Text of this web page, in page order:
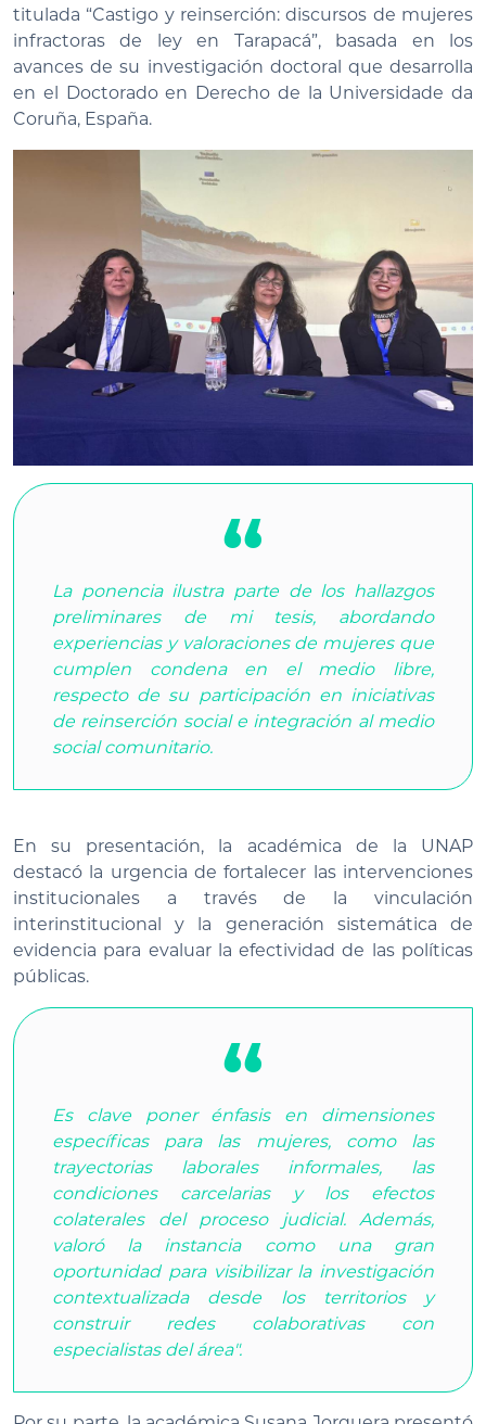
titulada “Castigo y reinserción: discursos de mujeres
infractoras de ley en Tarapacá”, basada en los
avances de su investigación doctoral que desarrolla
en el Doctorado en Derecho de la Universidade da
Coruña, España.
La ponencia ilustra parte de los hallazgos
preliminares de mi tesis, abordando
experiencias y valoraciones de mujeres que
cumplen condena en el medio libre,
respecto de su participación en iniciativas
de reinserción social e integración al medio
social comunitario.
En su presentación, la académica de la UNAP
destacó la urgencia de fortalecer las intervenciones
institucionales a través de la vinculación
interinstitucional y la generación sistemática de
evidencia para evaluar la efectividad de las políticas
públicas.
Es clave poner énfasis en dimensiones
específicas para las mujeres, como las
trayectorias laborales informales, las
condiciones carcelarias y los efectos
colaterales del proceso judicial. Además,
valoró la instancia como una gran
oportunidad para visibilizar la investigación
contextualizada desde los territorios y
construir redes colaborativas con
especialistas del área".